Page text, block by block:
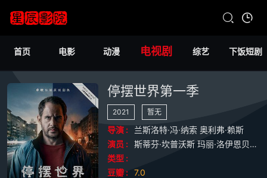
首页 电影 动漫 电视剧 综艺 下饭短剧
停摆世界第一季
2021 暂无
导演 : 兰斯洛特·冯·纳索 奥利弗·赖斯
演员 :
斯蒂芬·坎普沃斯 玛丽·洛伊恩贝格尔
类型 :
豆瓣 :
7.0